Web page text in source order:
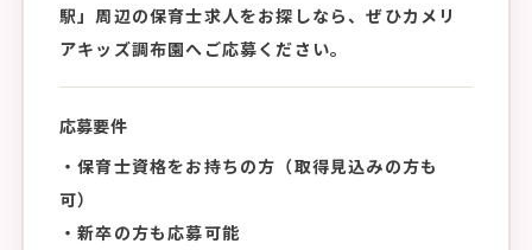
駅」周辺の保育士求人をお探しなら、ぜひカメリ
アキッズ調布園へご応募ください。
応募要件
・保育士資格をお持ちの方（取得見込みの方も
可）
・新卒の方も応募可能